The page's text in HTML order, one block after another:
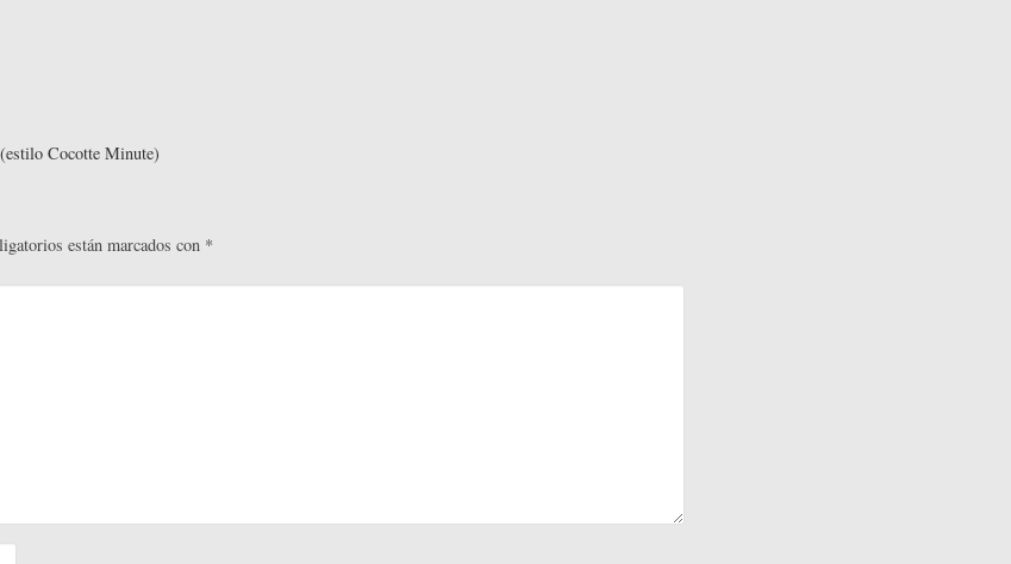
Cocotte Minute)
están marcados con *